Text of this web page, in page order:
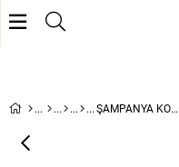
ŞAMPANYA KOVASI NO:2